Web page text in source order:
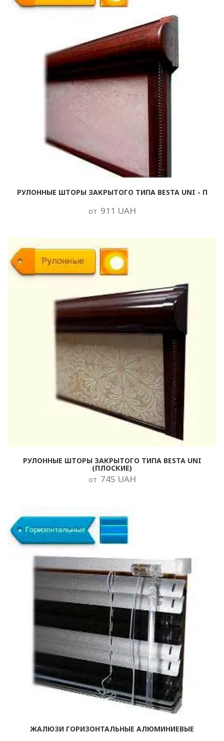
РУЛОННЫЕ ШТОРЫ ЗАКРЫТОГО ТИПА BESTA UNI - П
от 911 UAH
РУЛОННЫЕ ШТОРЫ ЗАКРЫТОГО ТИПА BESTA UNI
(ПЛОСКИЕ)
от 745 UAH
ЖАЛЮЗИ ГОРИЗОНТАЛЬНЫЕ АЛЮМИНИЕВЫЕ